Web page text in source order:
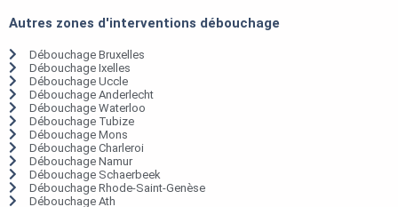
Autres zones d'interventions débouchage
Débouchage Bruxelles
Débouchage Ixelles
Débouchage Uccle
Débouchage Anderlecht
Débouchage Waterloo
Débouchage Tubize
Débouchage Mons
Débouchage Charleroi
Débouchage Namur
Débouchage Schaerbeek
Débouchage Rhode-Saint-Genèse
Débouchage Ath